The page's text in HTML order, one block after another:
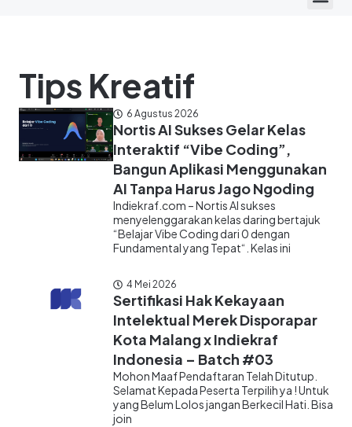
Tips Kreatif
6 Agustus 2026
Nortis AI Sukses Gelar Kelas
Interaktif “Vibe Coding”,
Bangun Aplikasi Menggunakan
AI Tanpa Harus Jago Ngoding
Indiekraf.com – Nortis AI sukses
menyelenggarakan kelas daring bertajuk
“Belajar Vibe Coding dari 0 dengan
Fundamental yang Tepat“. Kelas ini
4 Mei 2026
Sertifikasi Hak Kekayaan
Intelektual Merek Disporapar
Kota Malang x Indiekraf
Indonesia – Batch #03
Mohon Maaf Pendaftaran Telah Ditutup.
Selamat Kepada Peserta Terpilih ya ! Untuk
yang Belum Lolos jangan Berkecil Hati. Bisa
join